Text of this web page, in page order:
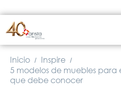
Inicio / Inspire /
5 modelos de muebles para
que debe conocer